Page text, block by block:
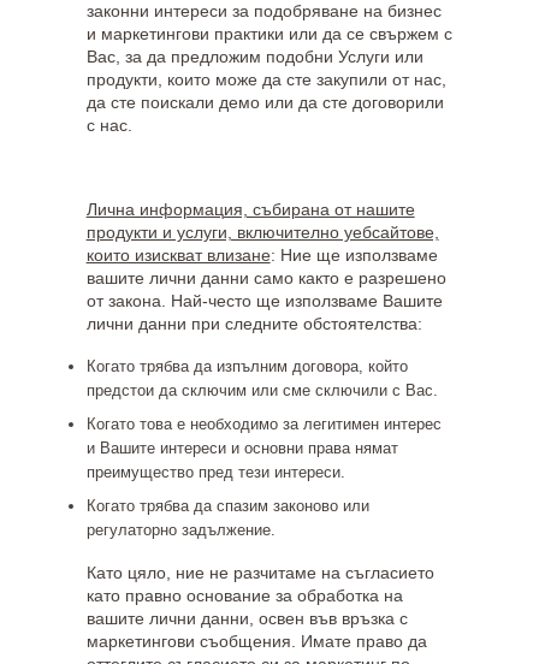
законни интереси за подобряване на бизнес
и маркетингови практики или да се свържем с
Вас, за да предложим подобни Услуги или
продукти, които може да сте закупили от нас,
да сте поискали демо или да сте договорили
с нас.
Лична информация, събирана от нашите
продукти и услуги, включително уебсайтове,
които изискват влизане: Ние ще използваме
вашите лични данни само както е разрешено
от закона. Най-често ще използваме Вашите
лични данни при следните обстоятелства:
Когато трябва да изпълним договора, който
предстои да сключим или сме сключили с Вас.
Когато това е необходимо за легитимен интерес
и Вашите интереси и основни права нямат
преимущество пред тези интереси.
Когато трябва да спазим законово или
регулаторно задължение.
Като цяло, ние не разчитаме на съгласието
като правно основание за обработка на
вашите лични данни, освен във връзка с
маркетингови съобщения. Имате право да